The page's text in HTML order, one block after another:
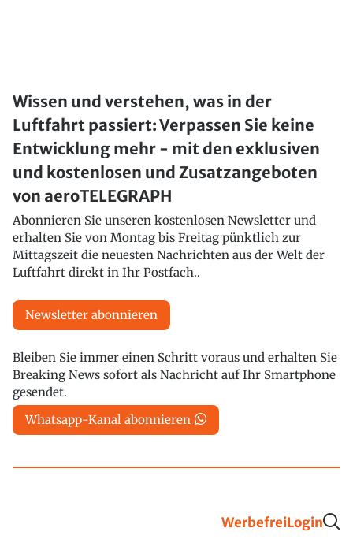
Wissen und verstehen, was in der
Luftfahrt passiert: Verpassen Sie keine
Entwicklung mehr - mit den exklusiven
und kostenlosen und Zusatzangeboten
von aeroTELEGRAPH
Abonnieren Sie unseren kostenlosen Newsletter und
erhalten Sie von Montag bis Freitag pünktlich zur
Mittagszeit die neuesten Nachrichten aus der Welt der
Luftfahrt direkt in Ihr Postfach..
Newsletter abonnieren
Bleiben Sie immer einen Schritt voraus und erhalten Sie
Breaking News sofort als Nachricht auf Ihr Smartphone
gesendet.
Whatsapp-Kanal abonnieren
WerbefreiLogin